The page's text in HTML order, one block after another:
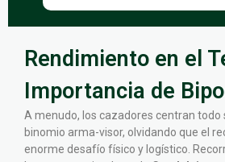
Rendimiento en el
Importancia de
A menudo, los cazadores centran todo
binomio arma-visor, olvidando que el
enorme desafío físico y logístico.